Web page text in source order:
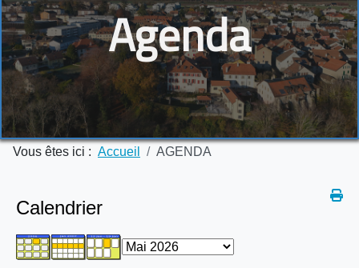
Agenda
Vous êtes ici : Accueil AGENDA
Calendrier